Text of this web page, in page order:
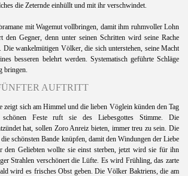
die Zeternde einhüllt und mit ihr verschwindet.
mit Wagemut vollbringen, damit ihm ruhmvoller Lohn
den Gegner, denn unter seinen Schritten wird seine Rache
Die wankelmütigen Völker, die sich unterstehen, seine Macht
besseren belehrt werden. Systematisch geführte Schläge
bringen.
AUFTRITT
zeigt sich am Himmel und die lieben Vöglein künden den Tag
Feste ruft sie des Liebesgottes Stimme. Die
hat, sollen Zoro Anreiz bieten, immer treu zu sein. Die
schönsten Bande knüpfen, damit den Windungen der Liebe
den Geliebten wollte sie einst sterben, jetzt wird sie für ihn
Strahlen verschönert die Lüfte. Es wird Frühling, das zarte
wird es frisches Obst geben. Die Völker Baktriens, die am